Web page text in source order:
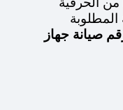
المطلوبة
صيانة جهاز